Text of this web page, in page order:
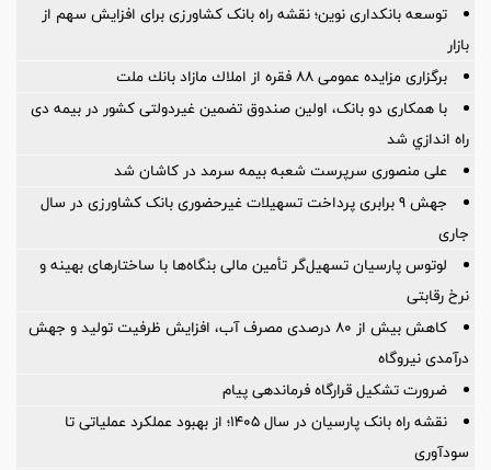
توسعه بانکداری نوین؛ نقشه راه بانک کشاورزی برای افزایش سهم از
بازار
برگزاری مزایده عمومی ۸۸ فقره از املاك مازاد بانك ملت
با همکاری دو بانک، اولین صندوق تضمین غیردولتی کشور در بیمه دی
راه اندازي شد
علی منصوری سرپرست شعبه بیمه سرمد در کاشان شد
جهش 9 برابری پرداخت تسهیلات غیرحضوری بانک کشاورزی در سال
جاری
لوتوس پارسیان تسهیل‌گر تأمین مالی بنگاه‌ها با ساختارهای بهینه و
نرخ رقابتی
کاهش بیش از ۸۰ درصدی مصرف آب، افزایش ظرفیت تولید و جهش
درآمدی نیروگاه
ضرورت تشكیل قرارگاه فرماندهی پیام
نقشه راه بانک پارسیان در سال ۱۴۰۵؛ از بهبود عملکرد عملیاتی تا
سودآوری